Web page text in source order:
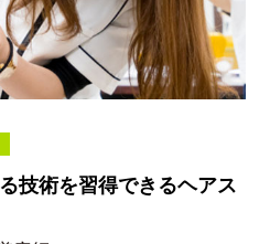
技術を習得できるヘアス